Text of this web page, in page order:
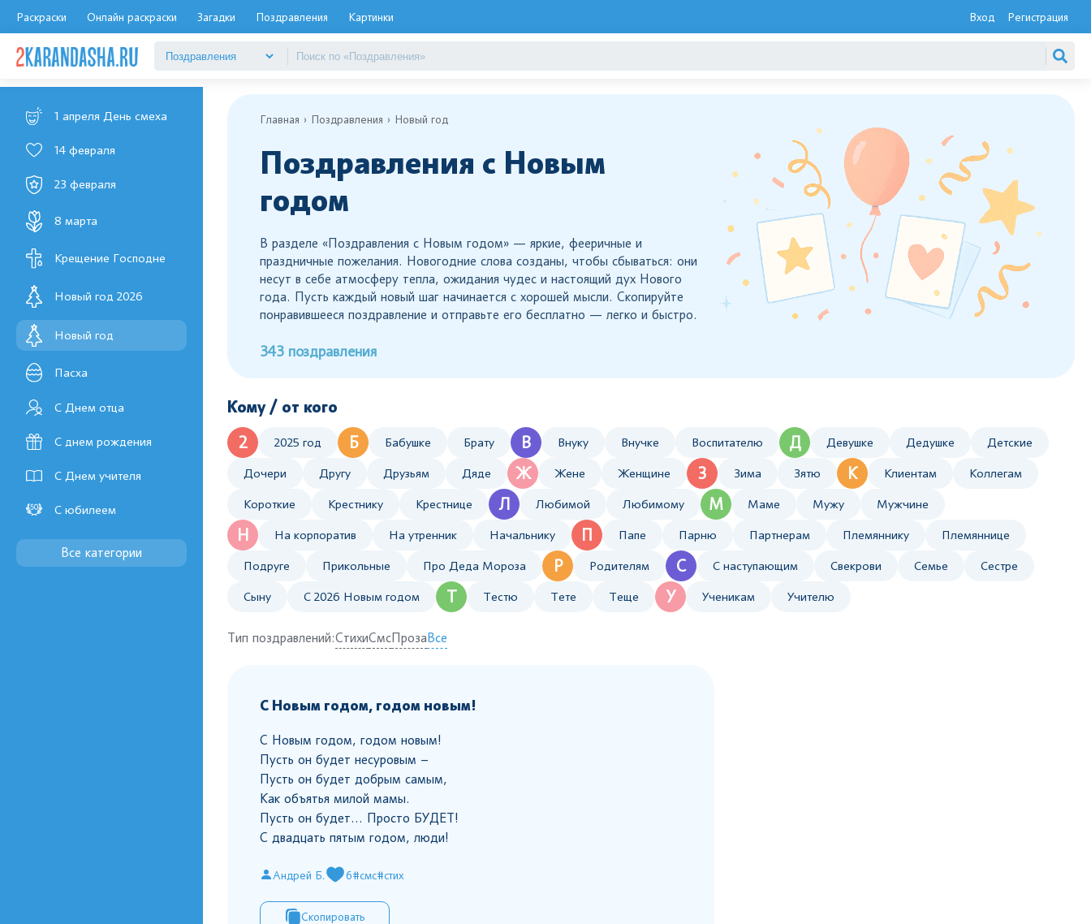
Раскраски Онлайн раскраски Загадки Поздравления Картинки Вход Регистрация
1 апреля День смеха
14 февраля
23 февраля
8 марта
Крещение Господне
Новый год 2026
Новый год
Пасха
С Днем отца
С днем рождения
С Днем учителя
С юбилеем
Все категории
Главная Поздравления Новый год
Поздравления с Новым
годом
В разделе «Поздравления с Новым годом» — яркие, фееричные и
праздничные пожелания. Новогодние слова созданы, чтобы сбываться: они
несут в себе атмосферу тепла, ожидания чудес и настоящий дух Нового
года. Пусть каждый новый шаг начинается с хорошей мысли. Скопируйте
понравившееся поздравление и отправьте его бесплатно — легко и быстро.
343 поздравления
Кому / от кого
2
2025 год Б Бабушке Брату В Внуку Внучке Воспитателю Д Девушке Дедушке Детские
Дочери Другу Друзьям Дяде Ж Жене Женщине З Зима Зятю К Клиентам Коллегам
Короткие Крестнику Крестнице Л Любимой Любимому М Маме Мужу Мужчине
Н На корпоратив На утренник Начальнику П Папе Парню Партнерам Племяннику Племяннице
Подруге Прикольные Про Деда Мороза Р Родителям С С наступающим Свекрови Семье Сестре
Сыну С 2026 Новым годом Т Тестю Тете Теще У Ученикам Учителю
Тип поздравлений:СтихиСмсПрозаВсе
С Новым годом, годом новым!
С Новым годом, годом новым!
Пусть он будет несуровым –
Пусть он будет добрым самым,
Как объятья милой мамы.
Пусть он будет... Просто БУДЕТ!
С двадцать пятым годом, люди!
Андрей Б. 6#смс#стих
Скопировать